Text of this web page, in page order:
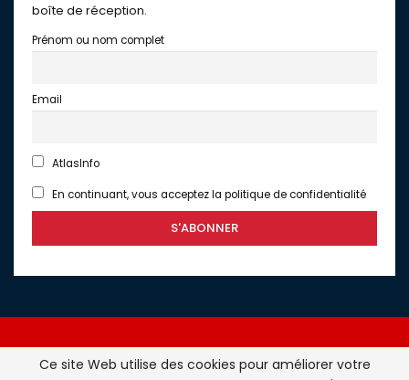
boîte de réception.
Prénom ou nom complet
Email
AtlasInfo
En continuant, vous acceptez la politique de confidentialité
Ce site Web utilise des cookies pour améliorer votre